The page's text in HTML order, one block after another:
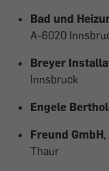
Bad und
A-6020
Breyer
Innsbruck
Engele
Freund GmbH
Thaur